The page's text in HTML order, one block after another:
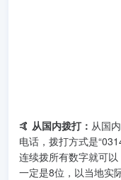
🤙 从国内拨打： 从国
电话，拨打方式是
连续拨所有数字就可
一定是8位，以当地实